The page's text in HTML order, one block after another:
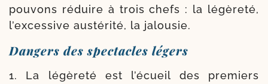
pou­vons réduire à trois chefs : la légè­re­té,
l’excessive aus­té­ri­té, la jalousie.
Dangers des spectacles légers
1. La légè­re­té est l’écueil des pre­miers